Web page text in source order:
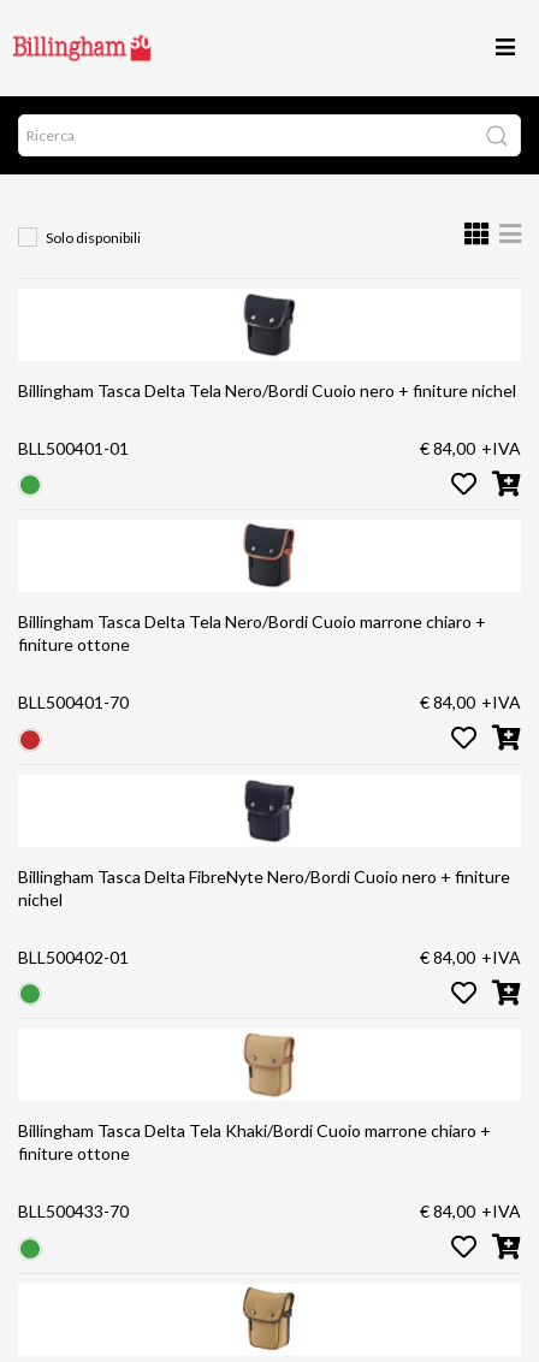
Solo disponibili
Billingham Tasca Delta Tela Nero/Bordi Cuoio nero + finiture nichel
BLL500401-01 € 84,00 +IVA
Billingham Tasca Delta Tela Nero/Bordi Cuoio marrone chiaro +
finiture ottone
BLL500401-70 € 84,00 +IVA
Billingham Tasca Delta FibreNyte Nero/Bordi Cuoio nero + finiture
nichel
BLL500402-01 € 84,00 +IVA
Billingham Tasca Delta Tela Khaki/Bordi Cuoio marrone chiaro +
finiture ottone
BLL500433-70 € 84,00 +IVA